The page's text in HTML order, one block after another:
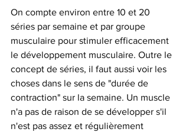
On compte environ entre 10 et 20
séries par semaine et par groupe
musculaire pour stimuler efficacement
le développement musculaire. Outre le
concept de séries, il faut aussi voir les
choses dans le sens de "durée de
contraction" sur la semaine. Un muscle
n'a pas de raison de se développer s'il
n'est pas assez et régulièrement